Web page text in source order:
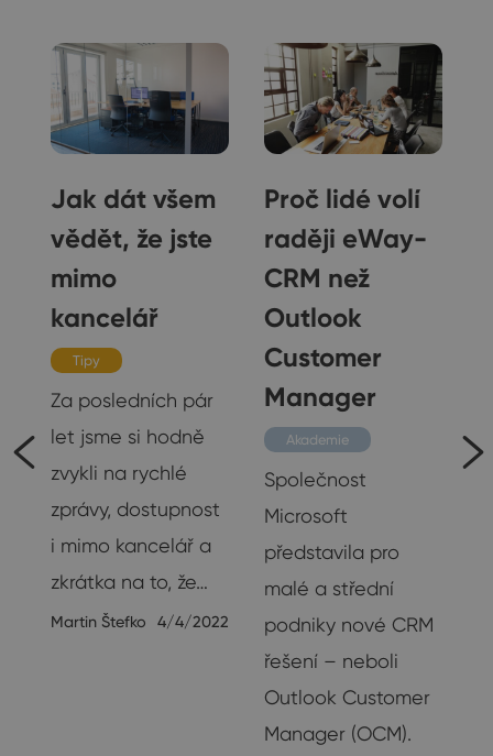
Jak dát všem
vědět, že jste
mimo
kancelář
Tipy
Za posledních pár
let jsme si hodně
zvykli na rychlé
zprávy, dostupnost
i mimo kancelář a
zkrátka na to, že…
Martin Štefko 4/4/2022
Proč lidé volí
raději eWay-
CRM než
Outlook
Customer
Manager
Akademie
Společnost
Microsoft
představila pro
malé a střední
podniky nové CRM
řešení – neboli
Outlook Customer
Manager (OCM).